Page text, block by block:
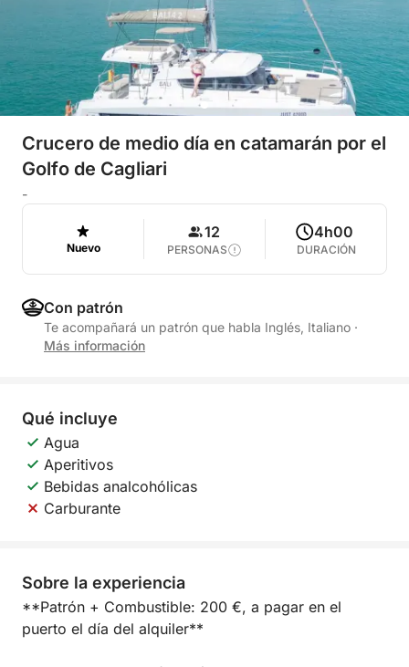
Crucero de medio día en catamarán por el
Golfo de Cagliari
-
Nuevo
12
PERSONAS
4h00
DURACIÓN
Con patrón
Te acompañará un patrón que habla Inglés, Italiano ·
Más información
Qué incluye
Agua
Aperitivos
Bebidas analcohólicas
Carburante
Sobre la experiencia
**Patrón + Combustible: 200 €, a pagar en el
puerto el día del alquiler**